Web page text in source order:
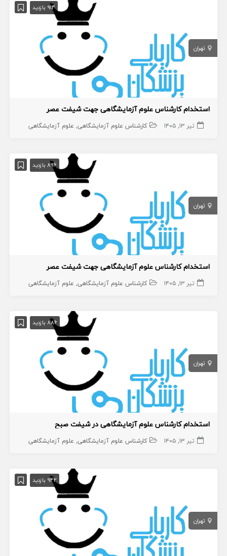
914 بازدید
تهران
استخدام کارشناس علوم آزمایشگاهی جهت شیفت عصر
تیر ۱۳, ۱۴۰۵ کارشناس علوم آزمایشگاهی علوم آزمایشگاهی
896 بازدید
تهران
استخدام کارشناس علوم آزمایشگاهی جهت شیفت عصر
تیر ۱۳, ۱۴۰۵ کارشناس علوم آزمایشگاهی علوم آزمایشگاهی
886 بازدید
تهران
استخدام کارشناس علوم آزمایشگاهی در شیفت صبح
تیر ۱۳, ۱۴۰۵ کارشناس علوم آزمایشگاهی علوم آزمایشگاهی
942 بازدید
تهران